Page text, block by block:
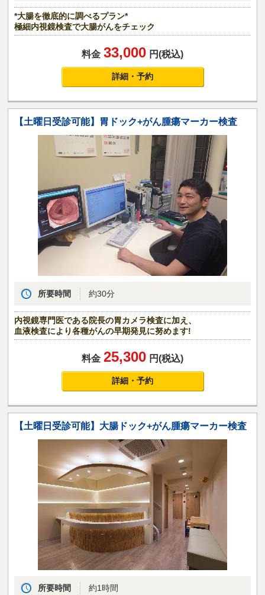
*大腸を徹底的に調べるプラン*
極細内視鏡検査で大腸がんをチェック
料金 33,000 円(税込)
詳細・予約
【土曜日受診可能】胃ドック+がん腫瘍マーカー検査
所要時間 約30分
内視鏡専門医である院長の胃カメラ検査に加え、
血液検査により各種がんの早期発見に努めます!
料金 25,300 円(税込)
詳細・予約
【土曜日受診可能】大腸ドック+がん腫瘍マーカー検査
所要時間 約1時間